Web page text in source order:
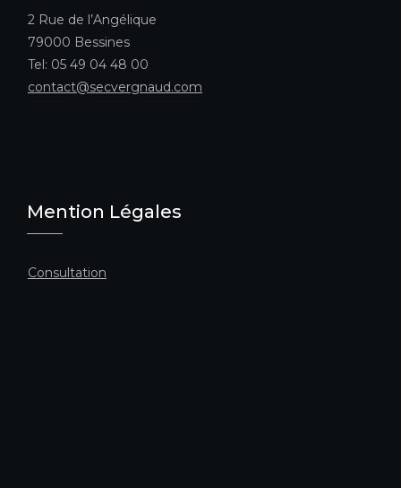
2 Rue de l’Angélique
79000 Bessines
Tel: 05 49 04 48 00
contact@secvergnaud.com
Mention Légales
Consultation